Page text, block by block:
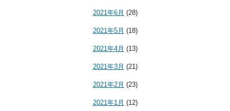
2021年6月 (28)
2021年5月 (18)
2021年4月 (13)
2021年3月 (21)
2021年2月 (23)
2021年1月 (12)